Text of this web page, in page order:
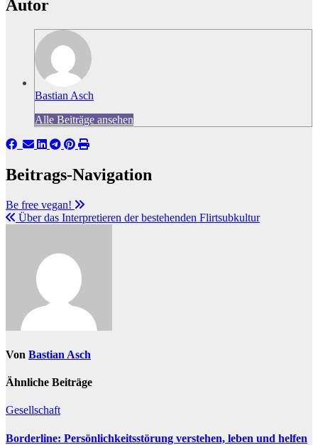
Autor
Bastian Asch
Alle Beiträge ansehen
Beitrags-Navigation
Be free vegan!
Über das Interpretieren der bestehenden Flirtsubkultur
Von Bastian Asch
Ähnliche Beiträge
Gesellschaft
Borderline: Persönlichkeitsstörung verstehen, leben und helfen